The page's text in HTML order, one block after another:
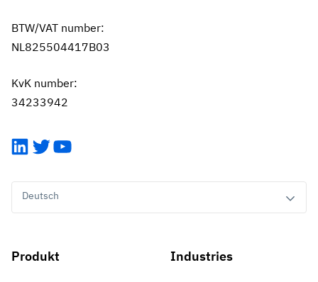
BTW/VAT number:
NL825504417B03
KvK number:
34233942
LinkedIn
TwitterYouTube
Deutsch
Produkt Industries